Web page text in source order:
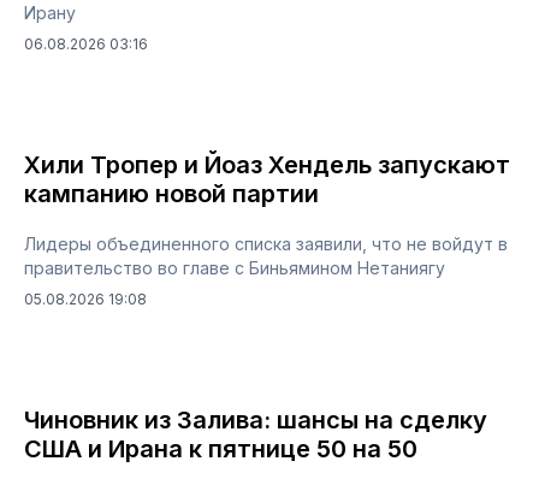
Ирану
06.08.2026 03:16
Хили Тропер и Йоаз Хендель запускают
кампанию новой партии
Лидеры объединенного списка заявили, что не войдут в
правительство во главе с Биньямином Нетаниягу
05.08.2026 19:08
Чиновник из Залива: шансы на сделку
США и Ирана к пятнице 50 на 50